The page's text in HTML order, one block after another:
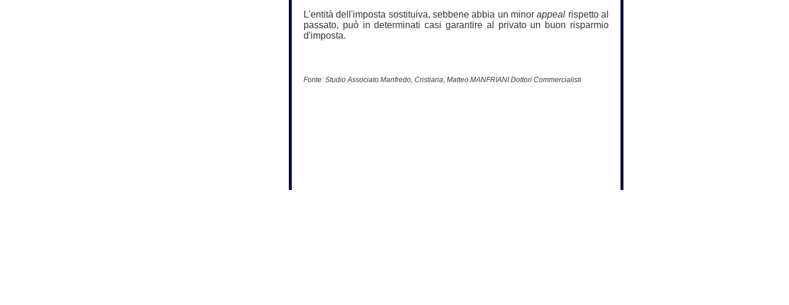
L'entità dell'imposta sostituiva, sebbene abbia un minorappeal rispetto al
passato, può in determinati casi garantire al privato un buon risparmio
d'imposta.
Fonte: Studio Associato Manfredo, Cristiana, Matteo MANFRIANI Dottori Commercialisti